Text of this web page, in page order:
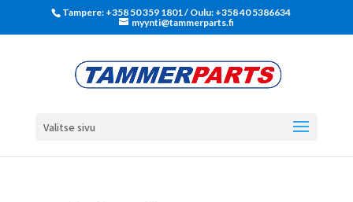
Tampere: +358 50 359 1801‬ / Oulu: +358 40 5386634
myynti@tammerparts.fi
Valitse sivu